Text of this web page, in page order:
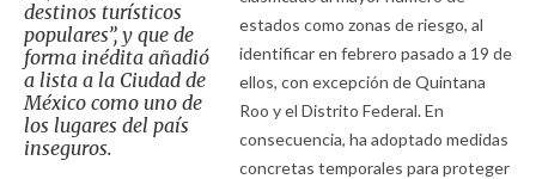
destinos turísticos
populares”, y que de
forma inédita añadió
a lista a la Ciudad de
México como uno de
los lugares del país
inseguros.
estados como zonas de riesgo, al
identificar en febrero pasado a 19 de
ellos, con excepción de Quintana
Roo y el Distrito Federal. En
consecuencia, ha adoptado medidas
concretas temporales para proteger